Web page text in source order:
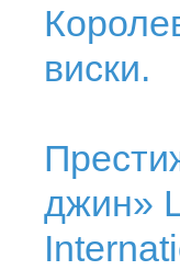
виски.
джин»